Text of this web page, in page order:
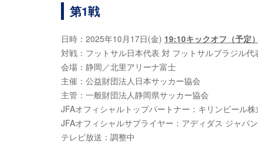
第1戦
日時：2025年10月17日(金) 19:10キックオフ（予定）
対戦：フットサル日本代表 対 フットサルブラジル代
会場：静岡／北里アリーナ富士
主催：公益財団法人日本サッカー協会
主管：一般財団法人静岡県サッカー協会
JFAオフィシャルトップパートナー：キリンビール
JFAオフィシャルサプライヤー：アディダス ジャパ
テレビ放送：調整中